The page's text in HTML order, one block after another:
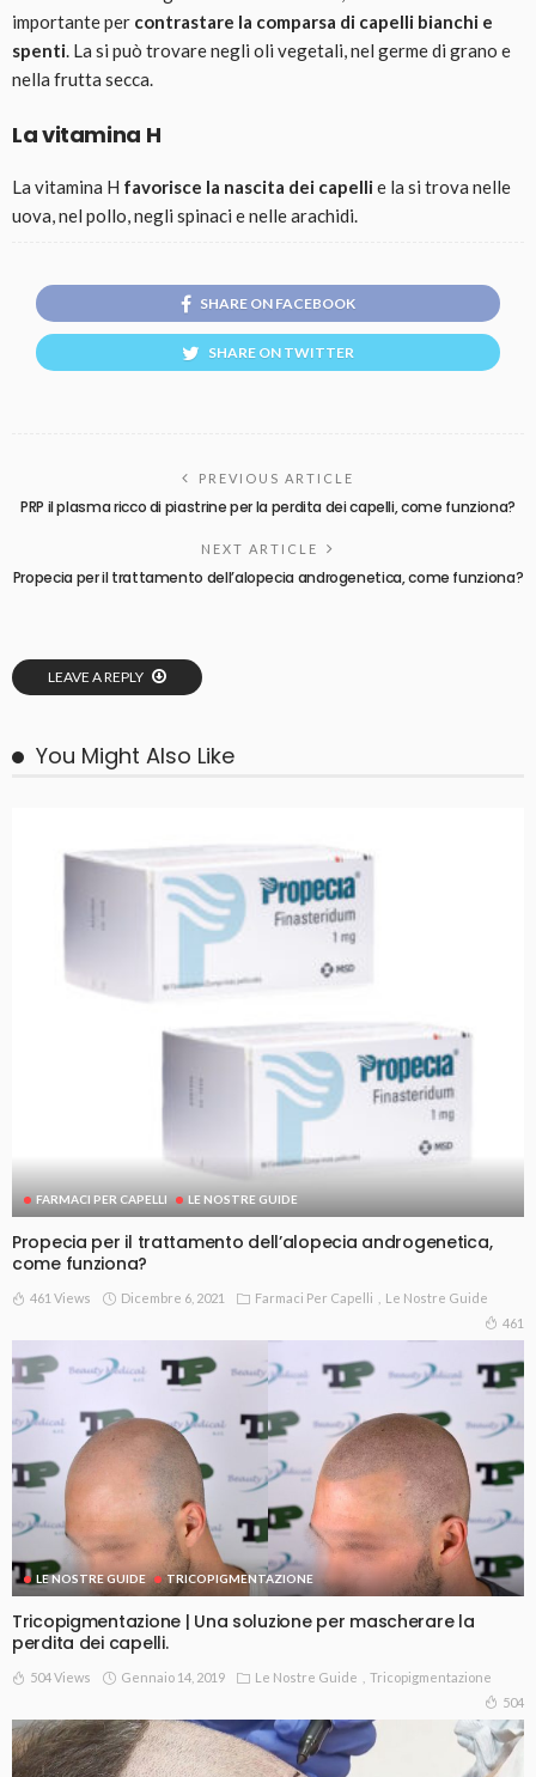
importante per contrastare la comparsa di capelli bianchi e
spenti. La si può trovare negli oli vegetali, nel germe di grano e
nella frutta secca.
La vitamina H
La vitamina H favorisce la nascita dei capellie la si trova nelle
uova, nel pollo, negli spinaci e nelle arachidi.
SHARE ON FACEBOOK
SHARE ON TWITTER
PREVIOUS ARTICLE
PRP il plasma ricco di piastrine per la perdita dei capelli, come funziona?
NEXT ARTICLE
Propecia per il trattamento dell’alopecia androgenetica, come funziona?
LEAVE A REPLY
You Might Also Like
FARMACI PER CAPELLI LE NOSTRE GUIDE
Propecia per il trattamento dell’alopecia androgenetica,
come funziona?
461 Views Dicembre 6, 2021 Farmaci Per Capelli
Le Nostre Guide
461
LE NOSTRE GUIDE TRICOPIGMENTAZIONE
Tricopigmentazione | Una soluzione per mascherare la
perdita dei capelli.
504 Views Gennaio 14, 2019 Le Nostre Guide
Tricopigmentazione
504